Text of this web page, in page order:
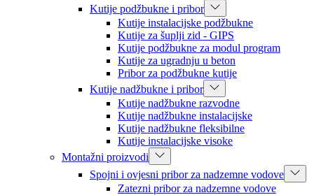
Kutije podžbukne i pribor
Kutije instalacijske podžbukne
Kutije za šuplji zid - GIPS
Kutije podžbukne za modul program
Kutije za ugradnju u beton
Pribor za podžbukne kutije
Kutije nadžbukne i pribor
Kutije nadžbukne razvodne
Kutije nadžbukne instalacijske
Kutije nadžbukne fleksibilne
Kutije instalacijske visoke
Montažni proizvodi
Spojni i ovjesni pribor za nadzemne vodove
Zatezni pribor za nadzemne vodove